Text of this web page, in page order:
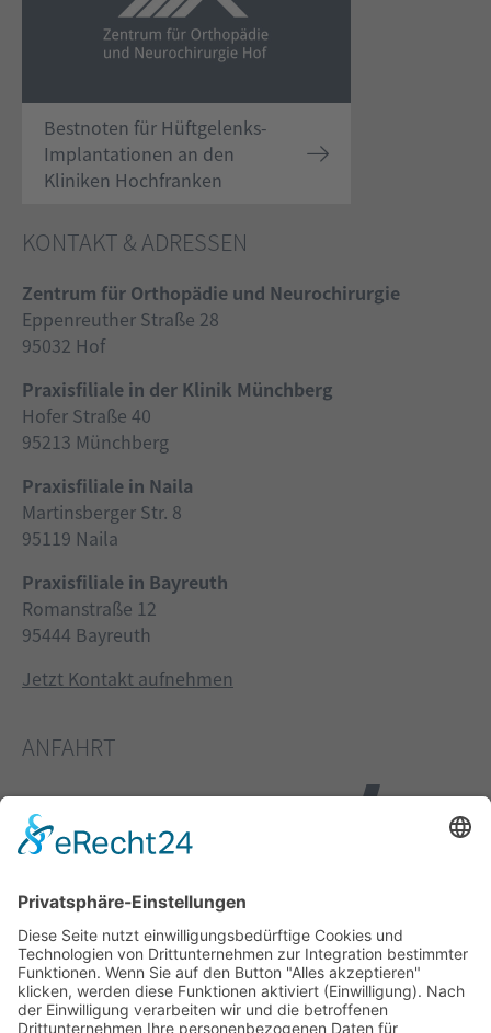
Bestnoten für Hüftgelenks-
Implantationen an den
Kliniken Hochfranken
KONTAKT & ADRESSEN
Zentrum für Orthopädie und Neurochirurgie
Eppenreuther Straße 28
95032 Hof
Praxisfiliale in der Klinik Münchberg
Hofer Straße 40
95213 Münchberg
Praxisfiliale in Naila
Martinsberger Str. 8
95119 Naila
Praxisfiliale in Bayreuth
Romanstraße 12
95444 Bayreuth
Jetzt Kontakt aufnehmen
ANFAHRT